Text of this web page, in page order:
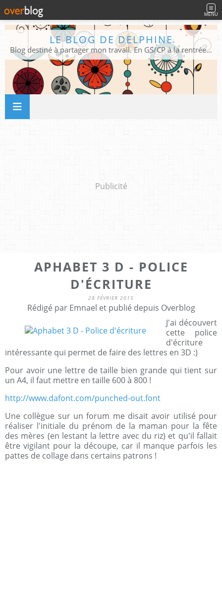
MENU
LE BLOG DE DELPHINE
Blog destiné à partager mon travail. En GS/CP à la rentrée 2026/2027 !
Publicité
APHABET 3 D - POLICE
D'ÉCRITURE
28 FÉVRIER 2015
Rédigé par Emnael et publié depuis Overblog
J'ai découvert
cette police
d'écriture
intéressante qui permet de faire des lettres en 3D :)
Pour avoir une lettre de taille bien grande qui tient sur
un A4, il faut mettre en taille 600 à 800 !
http://www.dafont.com/punched-out.font
Une collègue sur un forum me disait avoir utilisé pour
réaliser l'initiale du prénom de la maman pour la fête
des mères (en lestant la lettre avec du riz) et qu'il fallait
être vigilant pour la découpe, car il manque parfois les
pattes de collage dans certains patrons !